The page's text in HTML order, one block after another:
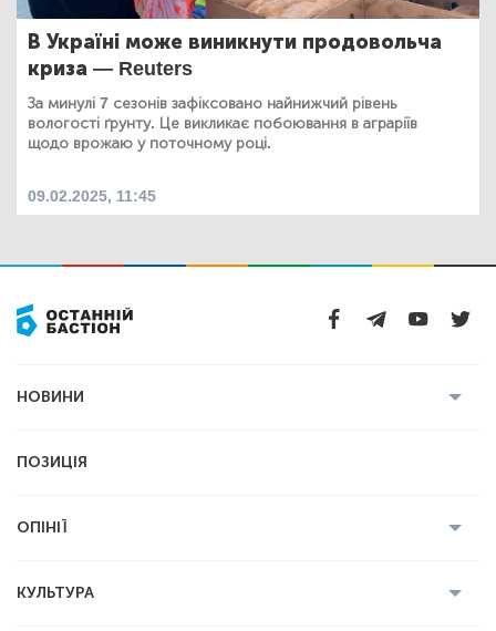
В Україні може виникнути продовольча
криза — Reuters
За минулі 7 сезонів зафіксовано найнижчий рівень
вологості ґрунту. Це викликає побоювання в аграріїв
щодо врожаю у поточному році.
09.02.2025, 11:45
НОВИНИ
Економіка
ПОЗИЦІЯ
ОПІНІЇ
КУЛЬТУРА